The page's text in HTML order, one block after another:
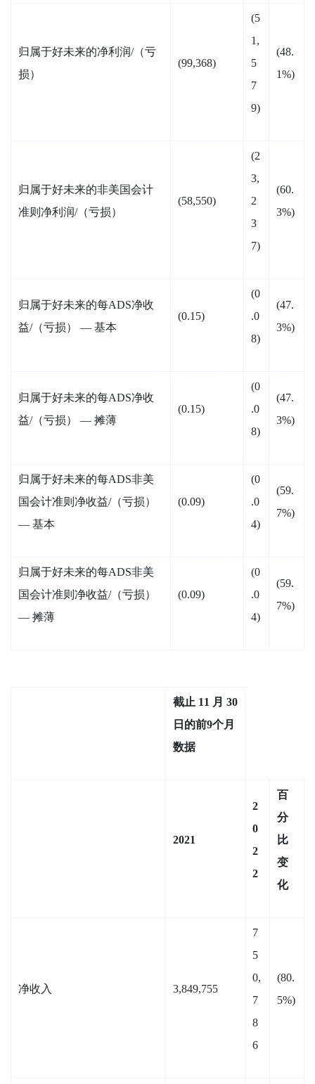
归属于好未来的净利润/（亏
损）
(99,368)
(5
1,
5
7
9)
(48.
1%)
归属于好未来的非美国会计
准则净利润/（亏损）
(58,550)
(2
3,
2
3
7)
(60.
3%)
归属于好未来的每ADS净收
益/（亏损） — 基本
(0.15)
(0
.0
8)
(47.
3%)
归属于好未来的每ADS净收
益/（亏损） — 摊薄
(0.15)
(0
.0
8)
(47.
3%)
归属于好未来的每ADS非美
国会计准则净收益/（亏损）
— 基本
(0.09)
(0
.0
4)
(59.
7%)
归属于好未来的每ADS非美
国会计准则净收益/（亏损）
— 摊薄
(0.09)
(0
.0
4)
(59.
7%)
截止 11 月 30
日的前9个月
数据
2021
2
0
2
2
百
分
比
变
化
净收入 3,849,755
7
5
0,
7
8
6
(80.
5%)